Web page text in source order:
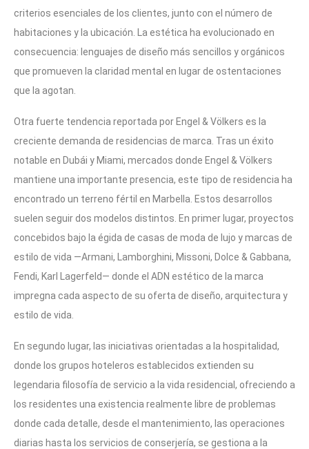
criterios esenciales de los clientes, junto con el número de
habitaciones y la ubicación. La estética ha evolucionado en
consecuencia: lenguajes de diseño más sencillos y orgánicos
que promueven la claridad mental en lugar de ostentaciones
que la agotan.
Otra fuerte tendencia reportada por Engel & Völkers es la
creciente demanda de residencias de marca. Tras un éxito
notable en Dubái y Miami, mercados donde Engel & Völkers
mantiene una importante presencia, este tipo de residencia ha
encontrado un terreno fértil en Marbella. Estos desarrollos
suelen seguir dos modelos distintos. En primer lugar, proyectos
concebidos bajo la égida de casas de moda de lujo y marcas de
estilo de vida —Armani, Lamborghini, Missoni, Dolce & Gabbana,
Fendi, Karl Lagerfeld— donde el ADN estético de la marca
impregna cada aspecto de su oferta de diseño, arquitectura y
estilo de vida.
En segundo lugar, las iniciativas orientadas a la hospitalidad,
donde los grupos hoteleros establecidos extienden su
legendaria filosofía de servicio a la vida residencial, ofreciendo a
los residentes una existencia realmente libre de problemas
donde cada detalle, desde el mantenimiento, las operaciones
diarias hasta los servicios de conserjería, se gestiona a la